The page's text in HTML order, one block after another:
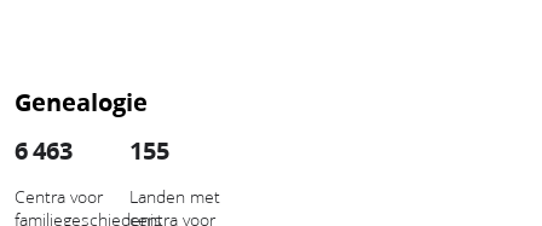
Genealogie
6 463
Centra voor
familiegeschiedenis
155
Landen met
centra voor